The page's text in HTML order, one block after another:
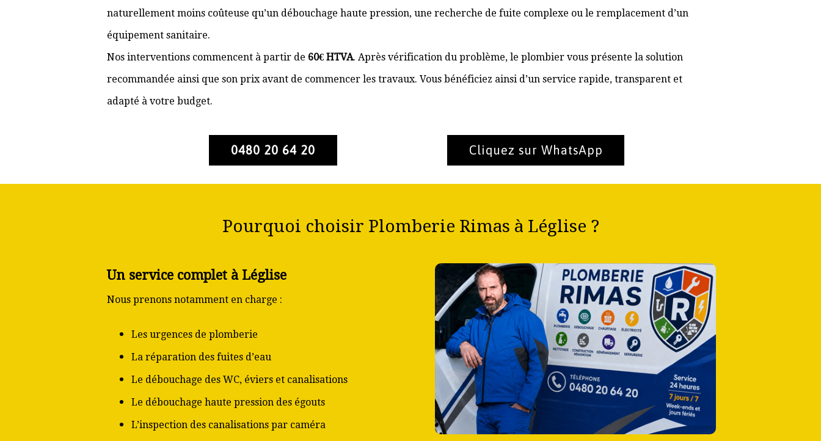
naturellement moins coûteuse qu’un débouchage haute pression, une recherche de fuite complexe ou le remplacement d’un
équipement sanitaire.
Nos interventions commencent à partir de 60€ HTVA. Après vérification du problème, le plombier vous présente la solution
recommandée ainsi que son prix avant de commencer les travaux. Vous bénéficiez ainsi d’un service rapide, transparent et
adapté à votre budget.
0480 20 64 20 Cliquez sur WhatsApp
Pourquoi choisir Plomberie Rimas à Léglise ?
Un service complet à Léglise
Nous prenons notamment en charge :
Les urgences de plomberie
La réparation des fuites d’eau
Le débouchage des WC, éviers et canalisations
Le débouchage haute pression des égouts
L’inspection des canalisations par caméra